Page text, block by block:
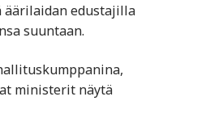
äärilaidan edustajilla
suuntaan.
ministerit näytä